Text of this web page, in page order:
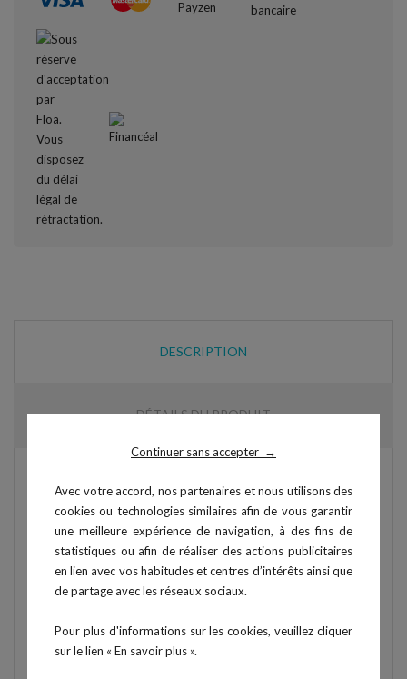
Continuer sans accepter →
Avec votre accord, nos partenaires et nous utilisons des
cookies ou technologies similaires afin de vous garantir
une meilleure expérience de navigation, à des fins de
statistiques ou afin de réaliser des actions publicitaires
en lien avec vos habitudes et centres d’intérêts ainsi que
de partage avec les réseaux sociaux.
Pour plus d'informations sur les cookies, veuillez cliquer
sur le lien « En savoir plus ».
DESCRIPTION
DÉTAILS DU PRODUIT
Appui jambiers pivotants.
Poignées de maintien.
Charge standard : 80 kg.
Poids maximum utilisateur : 150 kg.